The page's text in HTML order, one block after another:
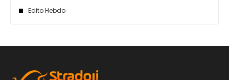
Edito Hebdo